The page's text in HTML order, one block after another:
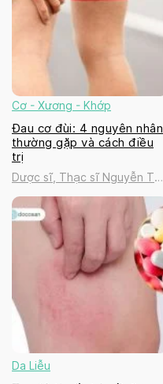
Cơ - Xương - Khớp
Đau cơ đùi: 4 nguyên nhân
thường gặp và cách điều
trị
Dược sĩ, Thạc sĩ Nguyễn Thị
Thanh Tú
Da Liễu